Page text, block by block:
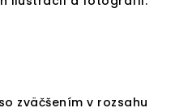
zväčšením v rozsahu